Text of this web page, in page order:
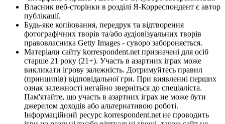
Власник веб-сторінки в розділі Я-Корреспондент є автор
публікації.
Будь-яке копіювання, передрук та відтворення
фотографічних творів та/або аудіовізуальних творів
правовласника Getty Images - суворо забороняється.
Матеріали сайту korrespondent.net призначені для осіб
старше 21 року (21+). Участь в азартних іграх може
викликати ігрову залежність. Дотримуйтесь правил
(принципів) відповідальної гри. При виявленні перших
ознак залежності негайно зверніться до спеціаліста.
Пам'ятайте, що участь в азартних іграх не може бути
джерелом доходів або альтернативою роботі.
Інформаційний ресурс korrespondent.net не проводить